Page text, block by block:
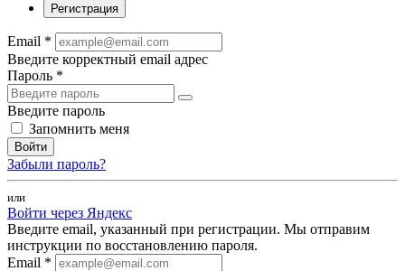
Регистрация
Email *
Введите корректный email адрес
Пароль *
Введите пароль
Запомнить меня
Войти
Забыли пароль?
или
Войти через Яндекс
Введите email, указанный при регистрации. Мы отправим
инструкции по восстановлению пароля.
Email *